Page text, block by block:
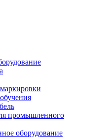
промышленного
оборудование